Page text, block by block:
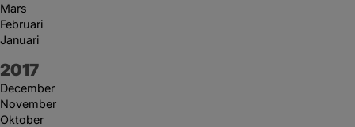
Mars
Februari
Januari
År:
2017
December
November
Oktober